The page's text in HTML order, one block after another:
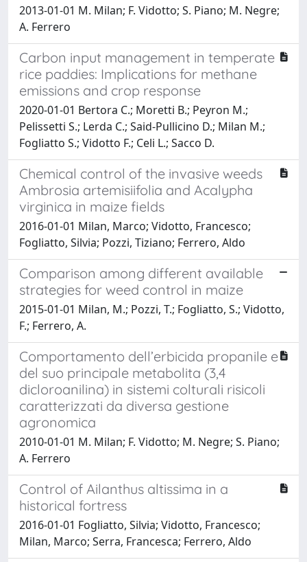
2013-01-01 M. Milan; F. Vidotto; S. Piano; M. Negre;
A. Ferrero
Carbon input management in temperate
rice paddies: Implications for methane
emissions and crop response
2020-01-01 Bertora C.; Moretti B.; Peyron M.;
Pelissetti S.; Lerda C.; Said-Pullicino D.; Milan M.;
Fogliatto S.; Vidotto F.; Celi L.; Sacco D.
Chemical control of the invasive weeds
Ambrosia artemisiifolia and Acalypha
virginica in maize fields
2016-01-01 Milan, Marco; Vidotto, Francesco;
Fogliatto, Silvia; Pozzi, Tiziano; Ferrero, Aldo
Comparison among different available
strategies for weed control in maize
2015-01-01 Milan, M.; Pozzi, T.; Fogliatto, S.; Vidotto,
F.; Ferrero, A.
Comportamento dell’erbicida propanile e
del suo principale metabolita (3,4
dicloroanilina) in sistemi colturali risicoli
caratterizzati da diversa gestione
agronomica
2010-01-01 M. Milan; F. Vidotto; M. Negre; S. Piano;
A. Ferrero
Control of Ailanthus altissima in a
historical fortress
2016-01-01 Fogliatto, Silvia; Vidotto, Francesco;
Milan, Marco; Serra, Francesca; Ferrero, Aldo